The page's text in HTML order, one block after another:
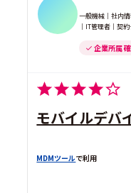
一般機械｜社内
｜IT管理者｜契
企業所属
モバイルデバ
MDMツールで利用